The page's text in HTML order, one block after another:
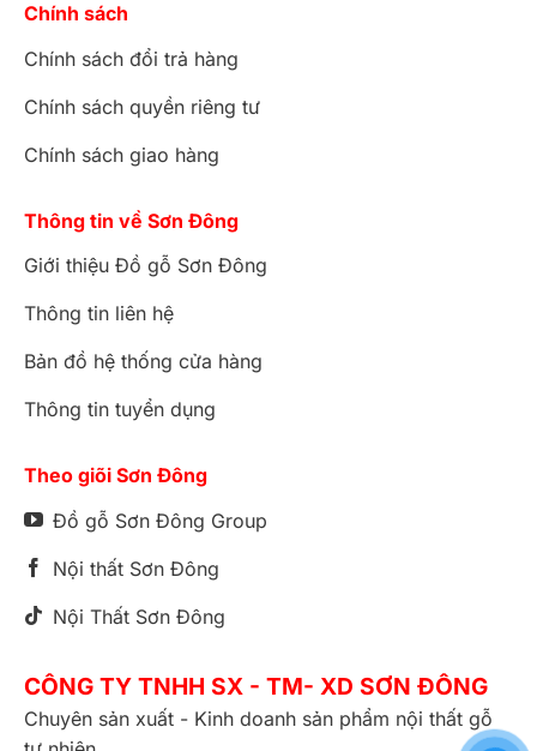
Chính sách
Chính sách đổi trả hàng
Chính sách quyền riêng tư
Chính sách giao hàng
Thông tin về Sơn Đông
Giới thiệu Đồ gỗ Sơn Đông
Thông tin liên hệ
Bản đồ hệ thống cửa hàng
Thông tin tuyển dụng
Theo giõi Sơn Đông
Đồ gỗ Sơn Đông Group
Nội thất Sơn Đông
Nội Thất Sơn Đông
CÔNG TY TNHH SX - TM- XD SƠN ĐÔNG
Chuyên sản xuất - Kinh doanh sản phẩm nội thất gỗ